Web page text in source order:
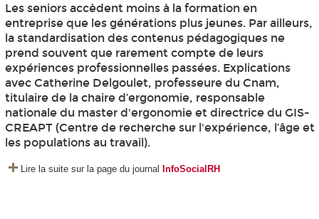
Les seniors accèdent moins à la formation en
entreprise que les générations plus jeunes. Par ailleurs,
la standardisation des contenus pédagogiques ne
prend souvent que rarement compte de leurs
expériences professionnelles passées. Explications
avec Catherine Delgoulet, professeure du Cnam,
titulaire de la chaire d’ergonomie, responsable
nationale du master d'ergonomie et directrice du GIS-
CREAPT (Centre de recherche sur l'expérience, l’âge et
les populations au travail).
Lire la suite sur la page du journal InfoSocialRH